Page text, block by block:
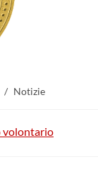
/ Notizie
volontario